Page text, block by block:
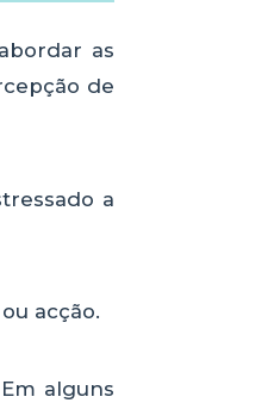
as
de
a
acção.
alguns